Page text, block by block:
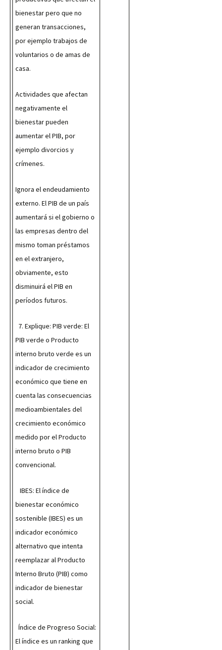
bienestar pero que no
generan transacciones,
por ejemplo trabajos de
voluntarios o de amas de
casa.
Actividades que afectan
negativamente el
bienestar pueden
aumentar el PIB, por
ejemplo divorcios y
crímenes.
Ignora el endeudamiento
externo. El PIB de un país
aumentará si el gobierno o
las empresas dentro del
mismo toman préstamos
en el extranjero,
obviamente, esto
disminuirá el PIB en
períodos futuros.
PIB verde o Producto
interno bruto verde es un
indicador de crecimiento
económico que tiene en
cuenta las consecuencias
medioambientales del
crecimiento económico
medido por el Producto
interno bruto o PIB
convencional.
bienestar económico
sostenible (IBES) es un
indicador económico
alternativo que intenta
reemplazar al Producto
Interno Bruto (PIB) como
indicador de bienestar
social.
El índice es un ranking que